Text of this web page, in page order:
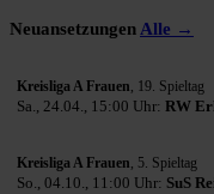
Neuansetzungen Alle →
Kreisliga A Frauen, 19. Spieltag
Sa., 24.04., 15:00 Uhr: RW
Kreisliga A Frauen, 5. Spieltag
So., 04.10., 11:00 Uhr: SuS